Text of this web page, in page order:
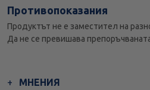
Противопоказания
Продуктът не е заместител на
Да не се превишава
МНЕНИЯ